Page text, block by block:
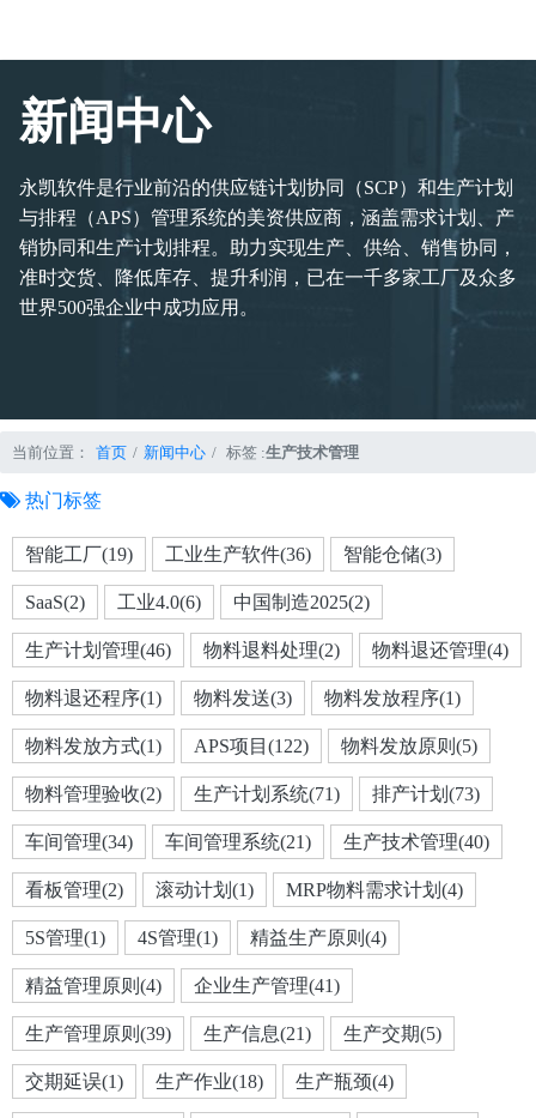
新闻中心
永凯软件是行业前沿的供应链计划协同（SCP）和生产计划
与排程（APS）管理系统的美资供应商，涵盖需求计划、产
销协同和生产计划排程。助力实现生产、供给、销售协同，
准时交货、降低库存、提升利润，已在一千多家工厂及众多
世界500强企业中成功应用。
当前位置： 首页 新闻中心 标签 :生产技术管理
热门标签
智能工厂(19) 工业生产软件(36) 智能仓储(3)
SaaS(2) 工业4.0(6) 中国制造2025(2)
生产计划管理(46) 物料退料处理(2) 物料退还管理(4)
物料退还程序(1) 物料发送(3) 物料发放程序(1)
物料发放方式(1) APS项目(122) 物料发放原则(5)
物料管理验收(2) 生产计划系统(71) 排产计划(73)
车间管理(34) 车间管理系统(21) 生产技术管理(40)
看板管理(2) 滚动计划(1) MRP物料需求计划(4)
5S管理(1) 4S管理(1) 精益生产原则(4)
精益管理原则(4) 企业生产管理(41)
生产管理原则(39) 生产信息(21) 生产交期(5)
交期延误(1) 生产作业(18) 生产瓶颈(4)